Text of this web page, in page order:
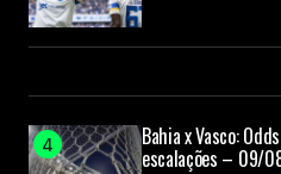
Bahia x Vasco:
escalações – 09/